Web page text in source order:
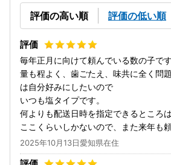
評価の高い順 評価の低い順
毎年正月に向けて頼んでいる数の子です
量も程よく、歯ごたえ、味共に全く問
は自分好みにしたいので
いつも塩タイプです。
何よりも配送日時を指定できるところは
ここくらいしかないので、また来年も
2025年10月13日愛知県在住